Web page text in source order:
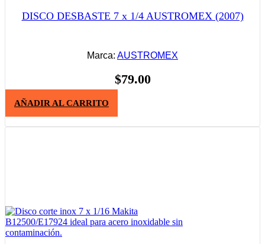
DISCO DESBASTE 7 x 1/4 AUSTROMEX (2007)
Marca: AUSTROMEX
$79.00
AÑADIR AL CARRITO